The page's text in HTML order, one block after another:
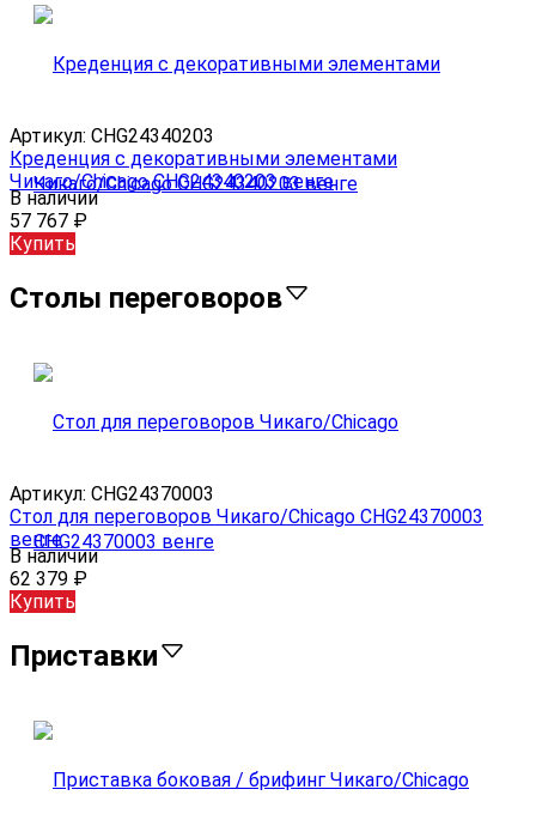
Артикул: CHG24340203
Креденция с декоративными элементами
Чикаго/Chicago CHG24340203 венге
В наличии
57 767 ₽
Купить
Столы переговоров
Артикул: CHG24370003
Стол для переговоров Чикаго/Chicago CHG24370003
венге
В наличии
62 379 ₽
Купить
Приставки